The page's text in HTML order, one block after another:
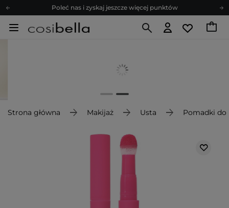
Poleć nas i zyskaj jeszcze więcej punktów
Zapisz się na newsletter pełen porad
Poleć nas i zyskaj jeszcze więcej punktów
Strona główna Makijaż Usta Pomadki do